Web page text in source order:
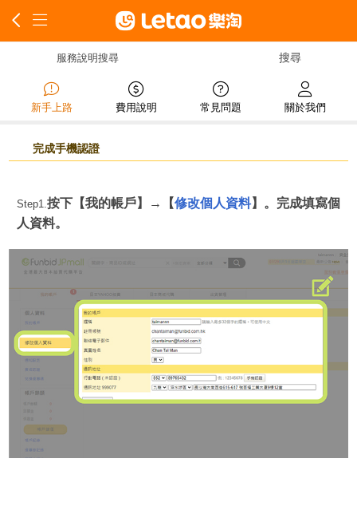
服務說明搜尋
新手上路 費用說明 常見問題 關於我們
完成手機認證
Step1.按下【我的帳戶】→【修改個人資料】。完成填寫個
人資料。